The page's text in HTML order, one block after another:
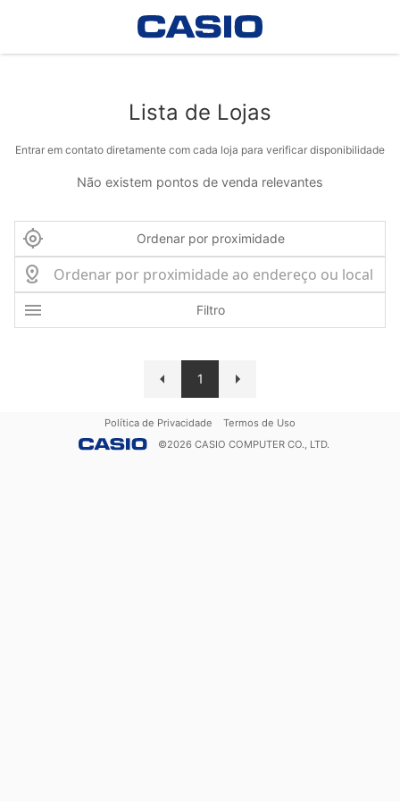
Lista de Lojas
Entrar em contato diretamente com cada loja para verificar disponibilidade
Não existem pontos de venda relevantes
Ordenar por proximidade
Filtro
1
Política de Privacidade
Termos de Uso
©2026 CASIO COMPUTER CO., LTD.